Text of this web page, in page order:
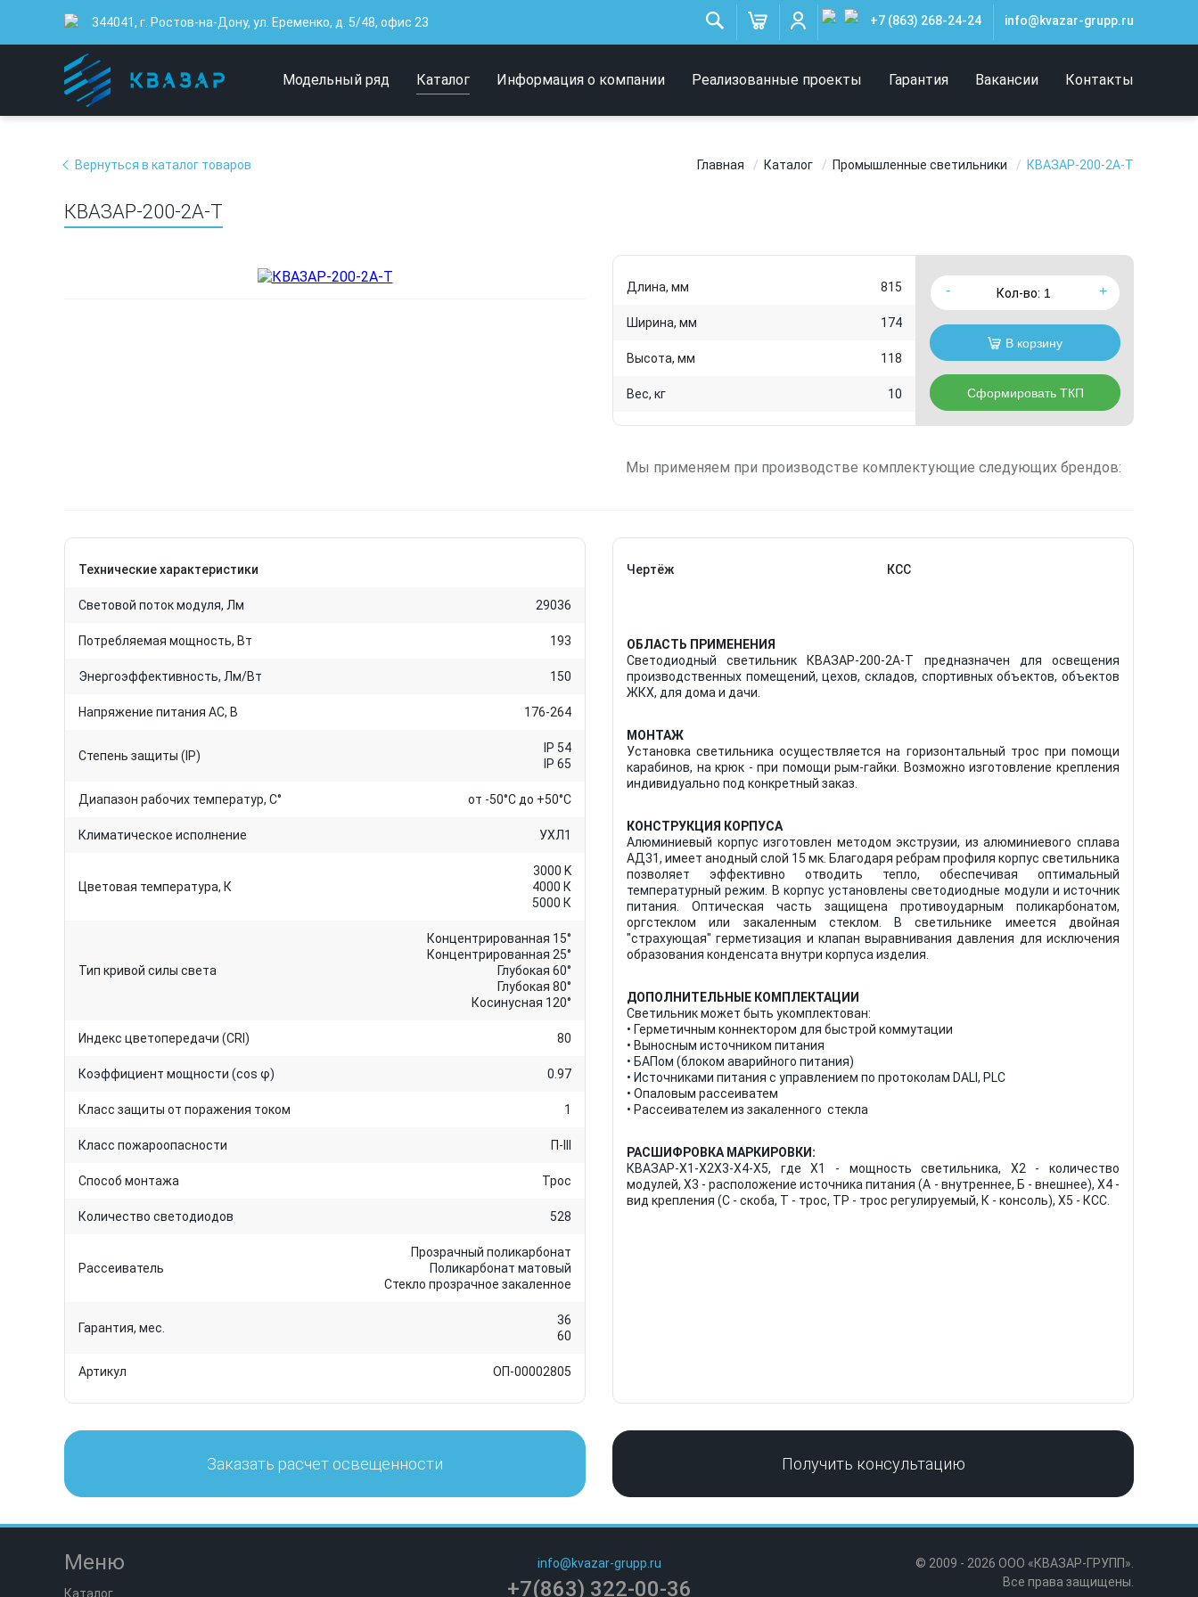
344041, г. Ростов-на-Дону, ул. Еременко, д. 5/48, офис 23 +7 (863) 268-24-24 info@kvazar-grupp.ru
Модельный ряд Каталог
Архитектурное освещение
Информация о компании Реализованные проекты Гарантия Вакансии Контакты
Вернуться в каталог товаров Главная Каталог Промышленные светильники КВАЗАР-200-2А-Т
КВАЗАР-200-2А-Т
Длина, мм 815
Ширина, мм 174
Высота, мм 118
Вес, кг 10
Кол-во:
В корзину
Сформировать ТКП
Мы применяем при производстве комплектующие следующих брендов:
Технические характеристики
Световой поток модуля, Лм 29036
Потребляемая мощность, Вт 193
Энергоэффективность, Лм/Вт 150
Напряжение питания AC, В 176-264
Степень защиты (IP)
IP 54
IP 65
Диапазон рабочих температур, C° от -50°C до +50°C
Климатическое исполнение УХЛ1
Цветовая температура, К
3000 K
4000 К
5000 К
Тип кривой силы света
Концентрированная 15°
Концентрированная 25°
Глубокая 60°
Глубокая 80°
Косинусная 120°
Индекс цветопередачи (CRI) 80
Коэффициент мощности (cos φ) 0.97
Класс защиты от поражения током 1
Класс пожароопасности П-III
Способ монтажа Трос
Количество светодиодов 528
Рассеиватель
Прозрачный поликарбонат
Поликарбонат матовый
Стекло прозрачное закаленное
Гарантия, мес.
36
60
Артикул ОП-00002805
Чертёж КСС
ОБЛАСТЬ ПРИМЕНЕНИЯ
Светодиодный светильник КВАЗАР-200-2А-Т предназначен для освещения
производственных помещений, цехов, складов, спортивных объектов, объектов
ЖКХ, для дома и дачи.
МОНТАЖ
Установка светильника осуществляется на горизонтальный трос при помощи
карабинов, на крюк - при помощи рым-гайки. Возможно изготовление крепления
индивидуально под конкретный заказ.
КОНСТРУКЦИЯ КОРПУСА
Алюминиевый корпус изготовлен методом экструзии, из алюминиевого сплава
АД31, имеет анодный слой 15 мк. Благодаря ребрам профиля корпус светильника
позволяет эффективно отводить тепло, обеспечивая оптимальный
температурный режим. В корпус установлены светодиодные модули и источник
питания. Оптическая часть защищена противоударным поликарбонатом,
оргстеклом или закаленным стеклом. В светильнике имеется двойная
"страхующая" герметизация и клапан выравнивания давления для исключения
образования конденсата внутри корпуса изделия.
ДОПОЛНИТЕЛЬНЫЕ КОМПЛЕКТАЦИИ
Светильник может быть укомплектован:
• Герметичным коннектором для быстрой коммутации
• Выносным источником питания
• БАПом (блоком аварийного питания)
• Источниками питания с управлением по протоколам DALI, PLC
• Опаловым рассеиватем
• Рассеивателем из закаленного стекла
РАСШИФРОВКА МАРКИРОВКИ:
КВАЗАР-X1-X2X3-X4-X5, где X1 - мощность светильника, X2 - количество
модулей, X3 - расположение источника питания (А - внутреннее, Б - внешнее), X4 -
вид крепления (С - скоба, Т - трос, ТР - трос регулируемый, К - консоль), X5 - КСС.
Заказать расчет освещенности Получить консультацию
Меню
Каталог
info@kvazar-grupp.ru
+7(863) 322-00-36
© 2009 - 2026 ООО «КВАЗАР-ГРУПП».
Все права защищены.